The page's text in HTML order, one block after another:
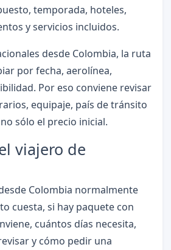
temporada, hoteles,
y servicios incluidos.
desde Colombia, la ruta
por fecha, aerolínea,
Por eso conviene revisar
equipaje, país de tránsito
sólo el precio inicial.
viajero de
Colombia normalmente
cuesta, si hay paquete con
cuántos días necesita,
y cómo pedir una